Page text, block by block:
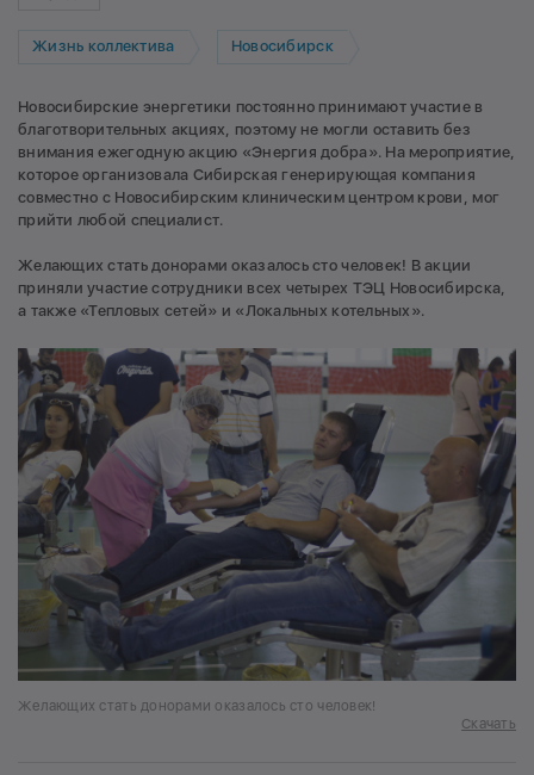
Жизнь коллектива Новосибирск
Новосибирские энергетики постоянно принимают участие в
благотворительных акциях, поэтому не могли оставить без
внимания ежегодную акцию «Энергия добра». На мероприятие,
которое организовала Сибирская генерирующая компания
совместно с Новосибирским клиническим центром крови, мог
прийти любой специалист.
Желающих стать донорами оказалось сто человек! В акции
приняли участие сотрудники всех четырех ТЭЦ Новосибирска,
а также «Тепловых сетей» и «Локальных котельных».
Желающих стать донорами оказалось сто человек!
Скачать